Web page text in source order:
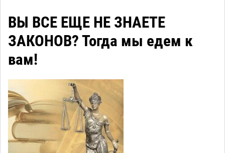
ВЫ ВСЕ ЕЩЕ НЕ ЗНАЕТЕ
ЗАКОНОВ? Тогда мы едем к
вам!